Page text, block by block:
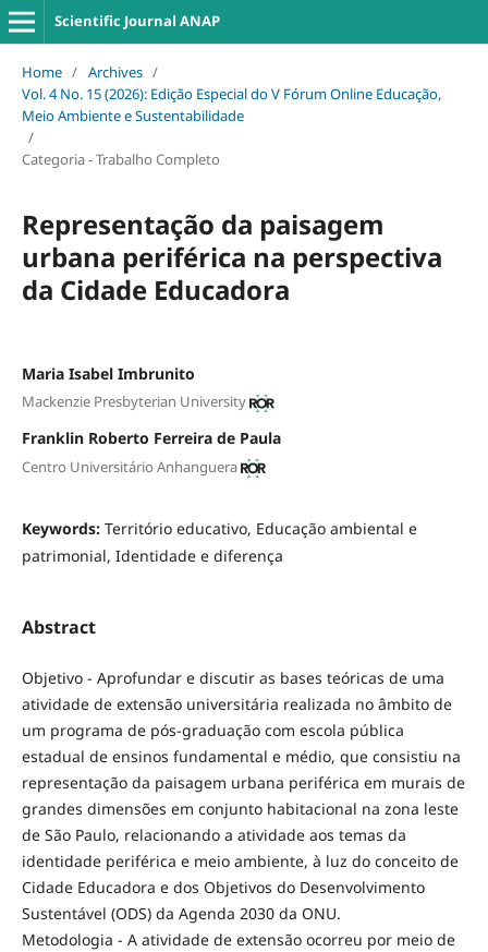
Scientific Journal ANAP
Home / Archives /
Vol. 4 No. 15 (2026): Edição Especial do V Fórum Online Educação,
Meio Ambiente e Sustentabilidade
/
Categoria - Trabalho Completo
Representação da paisagem
urbana periférica na perspectiva
da Cidade Educadora
Maria Isabel Imbrunito
Mackenzie Presbyterian University
Franklin Roberto Ferreira de Paula
Centro Universitário Anhanguera
Keywords: Território educativo, Educação ambiental e
patrimonial, Identidade e diferença
Abstract
Objetivo - Aprofundar e discutir as bases teóricas de uma
atividade de extensão universitária realizada no âmbito de
um programa de pós-graduação com escola pública
estadual de ensinos fundamental e médio, que consistiu na
representação da paisagem urbana periférica em murais de
grandes dimensões em conjunto habitacional na zona leste
de São Paulo, relacionando a atividade aos temas da
identidade periférica e meio ambiente, à luz do conceito de
Cidade Educadora e dos Objetivos do Desenvolvimento
Sustentável (ODS) da Agenda 2030 da ONU.
Metodologia - A atividade de extensão ocorreu por meio de